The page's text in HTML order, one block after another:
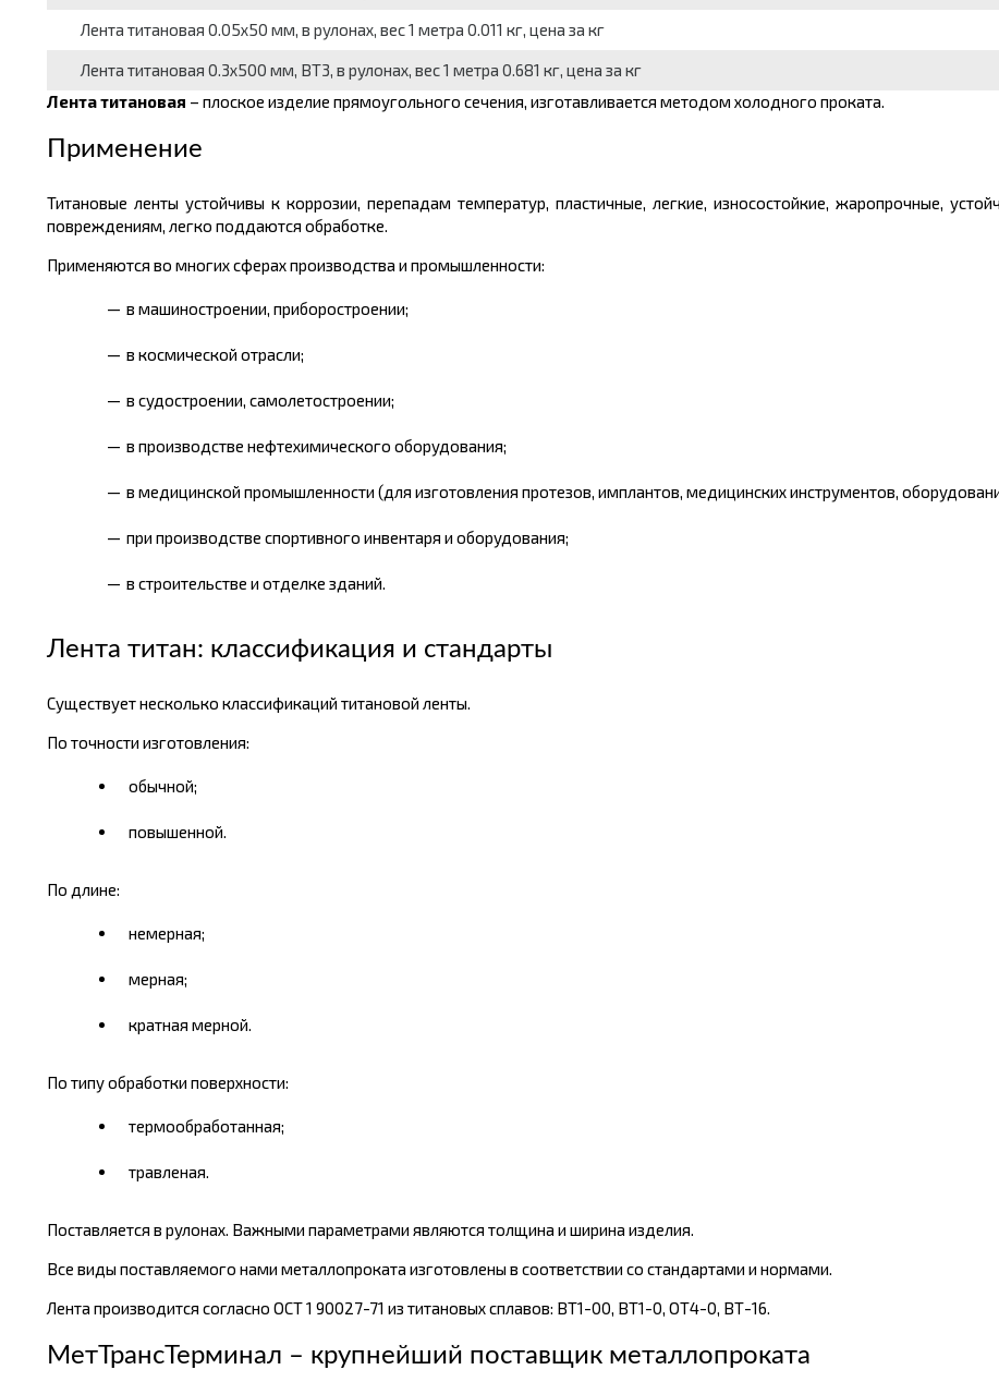
Лента титановая 0.05x50 мм, в рулонах, вес 1 метра 0.011 кг, цена за кг
Лента титановая 0.3x500 мм, ВТ3, в рулонах, вес 1 метра 0.681 кг, цена за кг
Лента титановая – плоское изделие прямоугольного сечения, изготавливается методом холодного проката.
Применение
Титановые ленты устойчивы к коррозии, перепадам температур, пластичные, легкие, износостойкие, жаропрочные,
повреждениям, легко поддаются обработке.
Применяются во многих сферах производства и промышленности:
в машиностроении, приборостроении;
в космической отрасли;
в судостроении, самолетостроении;
в производстве нефтехимического оборудования;
в медицинской промышленности (для изготовления протезов, имплантов, медицинских инструментов,
при производстве спортивного инвентаря и оборудования;
в строительстве и отделке зданий.
Лента титан: классификация и стандарты
Существует несколько классификаций титановой ленты.
По точности изготовления:
обычной;
повышенной.
По длине:
немерная;
мерная;
кратная мерной.
По типу обработки поверхности:
термообработанная;
травленая.
Поставляется в рулонах. Важными параметрами являются толщина и ширина изделия.
Все виды поставляемого нами металлопроката изготовлены в соответствии со стандартами и нормами.
Лента производится согласно ОСТ 1 90027-71 из титановых сплавов: ВТ1-00, ВТ1-0, ОТ4-0, ВТ-16.
МетТрансТерминал – крупнейший поставщик металлопроката